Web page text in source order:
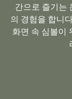
간으로 즐기는
의 경험을 합니
화면 속 심볼이